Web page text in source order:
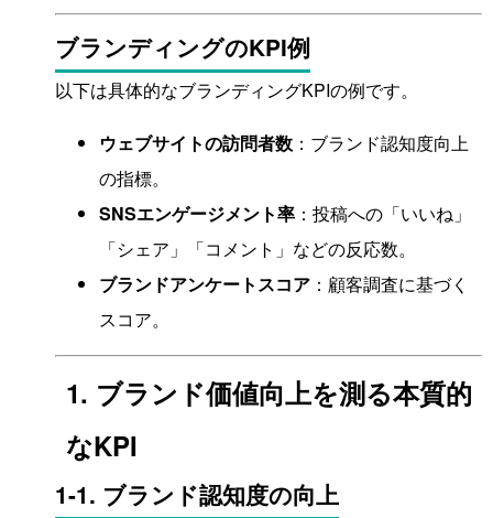
ブランディングのKPI例
以下は具体的なブランディングKPIの例です。
ウェブサイトの訪問者数 ：ブランド認知度向上
の指標。
SNSエンゲージメント率 ：投稿への「いいね」
「シェア」「コメント」などの反応数。
ブランドアンケートスコア ：顧客調査に基づく
スコア。
1. ブランド価値向上を測る本質的
なKPI
1-1. ブランド認知度の向上